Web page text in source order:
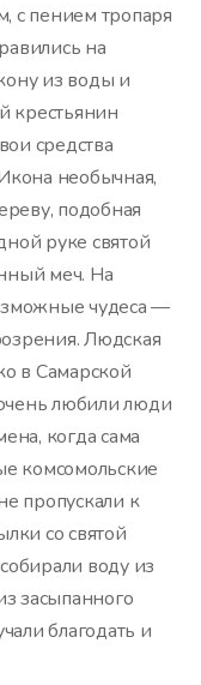
с пением тропаря
на
из воды и
крестьянин
средства
необычная,
подобная
руке святой
меч. На
чудеса —
Людская
в Самарской
любили люди
когда сама
комсомольские
пропускали к
со святой
воду из
засыпанного
благодать и